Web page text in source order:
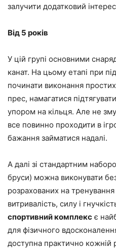
залучити додатковий
Від 5 років
У цій групі основними
канат. На цьому етапі при
починати виконання
прес, намагатися
упором на кільця. Але не
все повинно проходити в
бажання займатися надалі.
А далі зі стандартним
бруси) можна виконувати
розрахованих на тренування
витривалість, силу і
спортивний комплекс є
для фізичного
доступна практично кожній